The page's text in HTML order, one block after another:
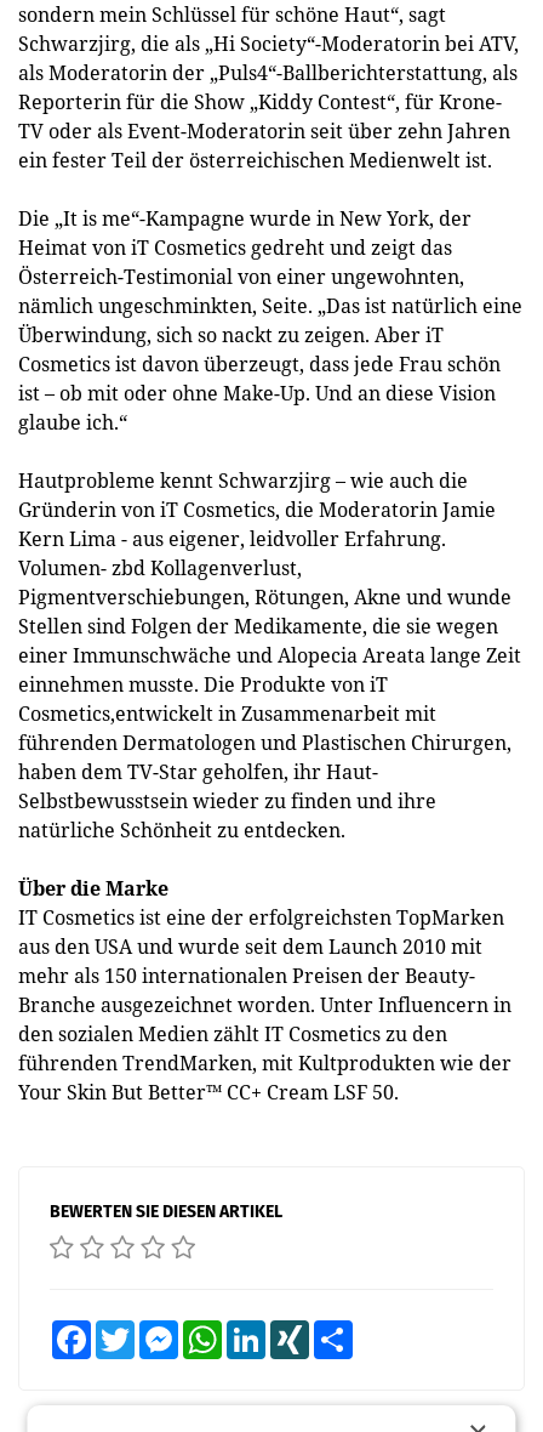
sondern mein Schlüssel für schöne Haut“, sagt
Schwarzjirg, die als „Hi Society“-Moderatorin bei ATV,
als Moderatorin der „Puls4“-Ballberichterstattung, als
Reporterin für die Show „Kiddy Contest“, für Krone-
TV oder als Event-Moderatorin seit über zehn Jahren
ein fester Teil der österreichischen Medienwelt ist.
Die „It is me“-Kampagne wurde in New York, der
Heimat von iT Cosmetics gedreht und zeigt das
Österreich-Testimonial von einer ungewohnten,
nämlich ungeschminkten, Seite. „Das ist natürlich eine
Überwindung, sich so nackt zu zeigen. Aber iT
Cosmetics ist davon überzeugt, dass jede Frau schön
ist – ob mit oder ohne Make-Up. Und an diese Vision
glaube ich.“
Hautprobleme kennt Schwarzjirg – wie auch die
Gründerin von iT Cosmetics, die Moderatorin Jamie
Kern Lima - aus eigener, leidvoller Erfahrung.
Volumen- zbd Kollagenverlust,
Pigmentverschiebungen, Rötungen, Akne und wunde
Stellen sind Folgen der Medikamente, die sie wegen
einer Immunschwäche und Alopecia Areata lange Zeit
einnehmen musste. Die Produkte von iT
Cosmetics,entwickelt in Zusammenarbeit mit
führenden Dermatologen und Plastischen Chirurgen,
haben dem TV-Star geholfen, ihr Haut-
Selbstbewusstsein wieder zu finden und ihre
natürliche Schönheit zu entdecken.
Über die Marke
IT Cosmetics ist eine der erfolgreichsten Top­Marken
aus den USA und wurde seit dem Launch 2010 mit
mehr als 150 internationalen Preisen der Beauty­
Branche ausgezeichnet worden. Unter Influencern in
den sozialen Medien zählt IT Cosmetics zu den
führenden Trend­Marken, mit Kultprodukten wie der
Your Skin But Better™ CC+ Cream LSF 50.
BEWERTEN SIE DIESEN ARTIKEL
FacebookTwitter MessengerWhatsAppLinkedInXING